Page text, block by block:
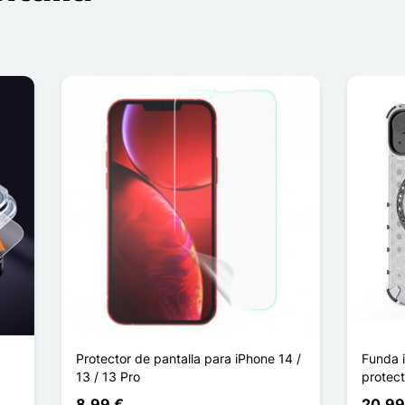
Protector de pantalla para iPhone 14 /
13 / 13 Pro
Funda